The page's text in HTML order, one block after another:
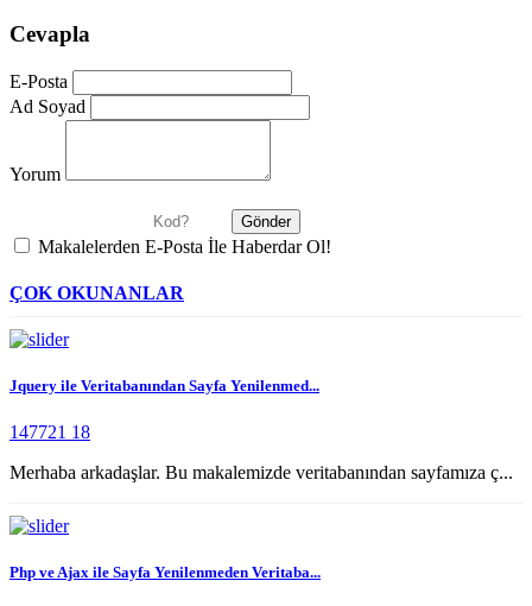
Cevapla
E-Posta
Ad Soyad
Yorum
Makalelerden E-Posta İle Haberdar Ol!
ÇOK OKUNANLAR
Jquery ile Veritabanından Sayfa Yenilenmed...
147721 18
Merhaba arkadaşlar. Bu makalemizde veritabanından sayfamıza ç...
Php ve Ajax ile Sayfa Yenilenmeden Veritaba...